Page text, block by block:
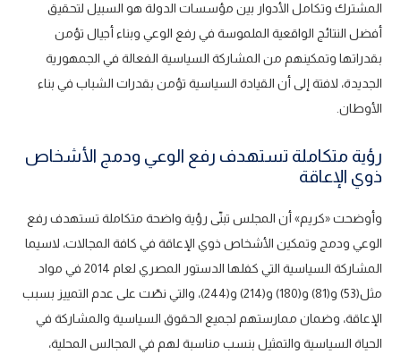
المشترك وتكامل الأدوار بين مؤسسات الدولة هو السبيل لتحقيق
أفضل النتائج الواقعية الملموسة في رفع الوعي وبناء أجيال تؤمن
بقدراتها وتمكينهم من المشاركة السياسية الفعالة في الجمهورية
الجديدة، لافتة إلى أن القيادة السياسية تؤمن بقدرات الشباب في بناء
الأوطان.
رؤية متكاملة تستهدف رفع الوعي ودمج الأشخاص
ذوي الإعاقة
وأوضحت «كريم» أن المجلس تبنّى رؤية واضحة متكاملة تستهدف رفع
الوعي ودمج وتمكين الأشخاص ذوي الإعاقة في كافة المجالات، لاسيما
المشاركة السياسية التي كفلها الدستور المصري لعام 2014 في مواد
مثل(53) و(81) و(180) و(214) و(244)، والتي نصّت على عدم التمييز بسبب
الإعاقة، وضمان ممارستهم لجميع الحقوق السياسية والمشاركة في
الحياة السياسية والتمثيل بنسب مناسبة لهم في المجالس المحلية،